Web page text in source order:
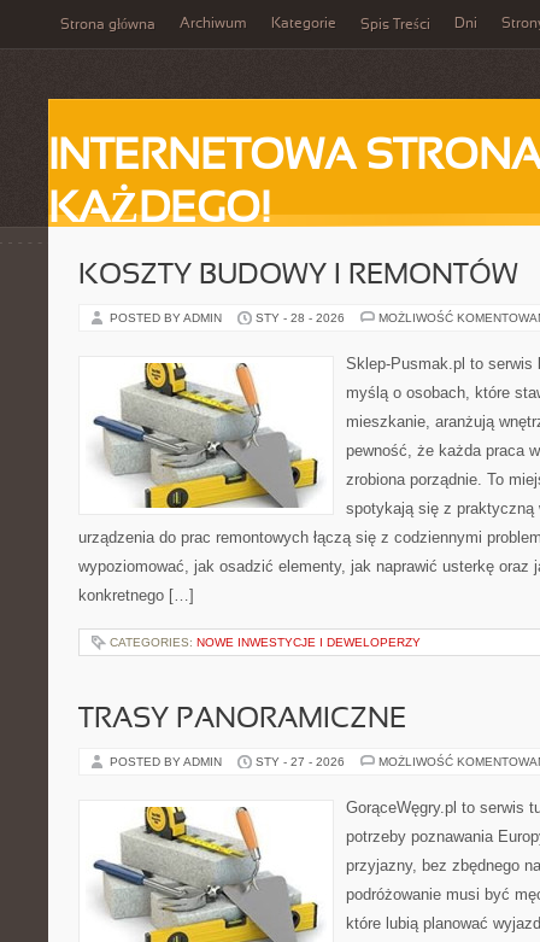
Strona główna Archiwum Kategorie Spis Treści Dni
INTERNETOWA
KAŻDEGO!
KOSZTY BUDOWY I REMONTÓW
POSTED BY ADMIN STY - 28 - 2026 MOŻLIWOŚĆ
Sklep-Pusmak.pl to serwis
myślą o osobach, które
mieszkanie, aranżują
pewność, że każda praca
zrobiona porządnie. To
spotykają się z
urządzenia do prac remontowych łączą się z codziennymi
wypoziomować, jak osadzić elementy, jak naprawić usterkę oraz
konkretnego […]
CATEGORIES: NOWE INWESTYCJE I DEWELOPERZY
TRASY PANORAMICZNE
POSTED BY ADMIN STY - 27 - 2026 MOŻLIWOŚĆ
GorąceWęgry.pl to serwis
potrzeby poznawania
przyjazny, bez zbędnego
podróżowanie musi być
które lubią planować